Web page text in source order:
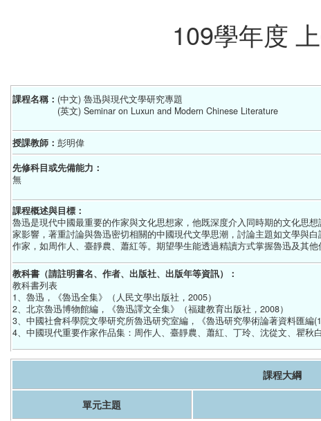
109學年度
課程名稱： (中文) 魯迅與現代文學研究專題
(英文) Seminar on Luxun and Modern Chinese Literature
授課教師： 彭明偉
先修科目或先備能力：
無
課程概述與目標：
魯迅是現代中國最重要的作家與文化思想家，他既深度介入同時期的文化思
家影響，著重討論與魯迅密切相關的中國現代文學思潮，討論主題如文學與
作家，如周作人、臺靜農、蕭紅等。期望學生能透過精讀方式掌握魯迅及其
教科書（請註明書名、作者、出版社、出版年等資訊）：
教科書列表
1、魯迅，《魯迅全集》（人民文學出版社，2005）
2、北京魯迅博物館編，《魯迅譯文全集》（福建教育出版社，2008）
3、中國社會科學院文學研究所魯迅研究室編，《魯迅研究學術論著資料匯編
4、中國現代重要作家作品集：周作人、臺靜農、蕭紅、丁玲、沈從文、瞿秋
課程大綱
單元主題